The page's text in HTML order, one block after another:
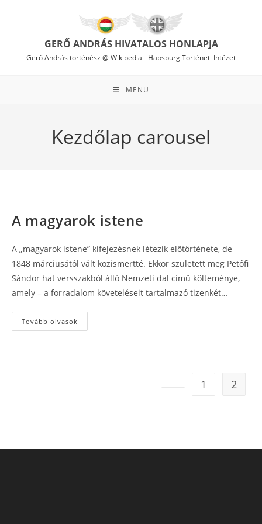
GERŐ ANDRÁS HIVATALOS HONLAPJA
Gerő András történész @ Wikipedia - Habsburg Történeti Intézet
MENU
Kezdőlap carousel
A magyarok istene
A „magyarok istene” kifejezésnek létezik előtörténete, de
1848 márciusától vált közismertté. Ekkor született meg Petőfi
Sándor hat versszakból álló Nemzeti dal című költeménye,
amely – a forradalom követeléseit tartalmazó tizenkét…
Tovább olvasok
magyarok
1 2